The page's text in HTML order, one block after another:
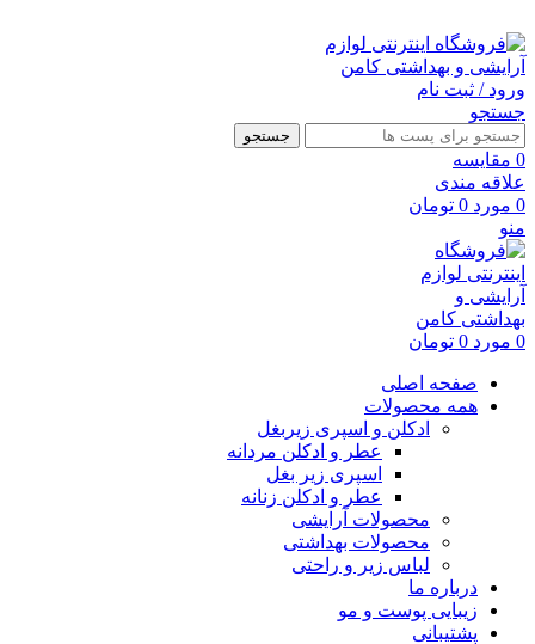
ورود / ثبت نام
جستجو
جستجو
0 مقايسه
علاقه مندی
0 مورد 0 تومان
منو
0 مورد 0 تومان
صفحه اصلی
همه محصولات
ادکلن و اسپری زیربغل
عطر و ادکلن مردانه
اسپری زیر بغل
عطر و ادکلن زنانه
محصولات آرایشی
محصولات بهداشتی
لباس زیر و راحتی
درباره ما
زیبایی پوست و مو
پشتیبانی